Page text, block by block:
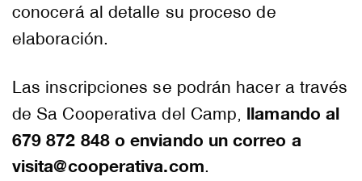
conocerá al detalle su proceso de
elaboración.
Las inscripciones se podrán hacer a través
de Sa Cooperativa del Camp, llamando al
679 872 848 o enviando un correo a
visita@cooperativa.com.